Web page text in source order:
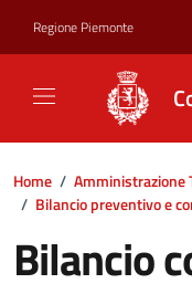
Regione Piemonte
Home / Amministrazione
/ Bilancio preventivo e
Bilancio